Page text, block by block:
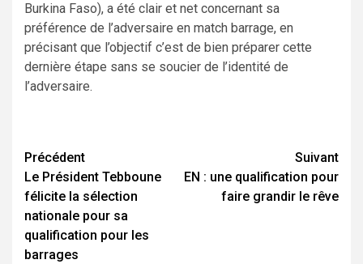
Burkina Faso), a été clair et net concernant sa
préférence de l’adversaire en match barrage, en
précisant que l’objectif c’est de bien préparer cette
dernière étape sans se soucier de l’identité de
l’adversaire.
Navigation
d’article
Précédent
Le Président Tebboune
félicite la sélection
nationale pour sa
qualification pour les
barrages
Suivant
EN : une qualification pour
faire grandir le rêve